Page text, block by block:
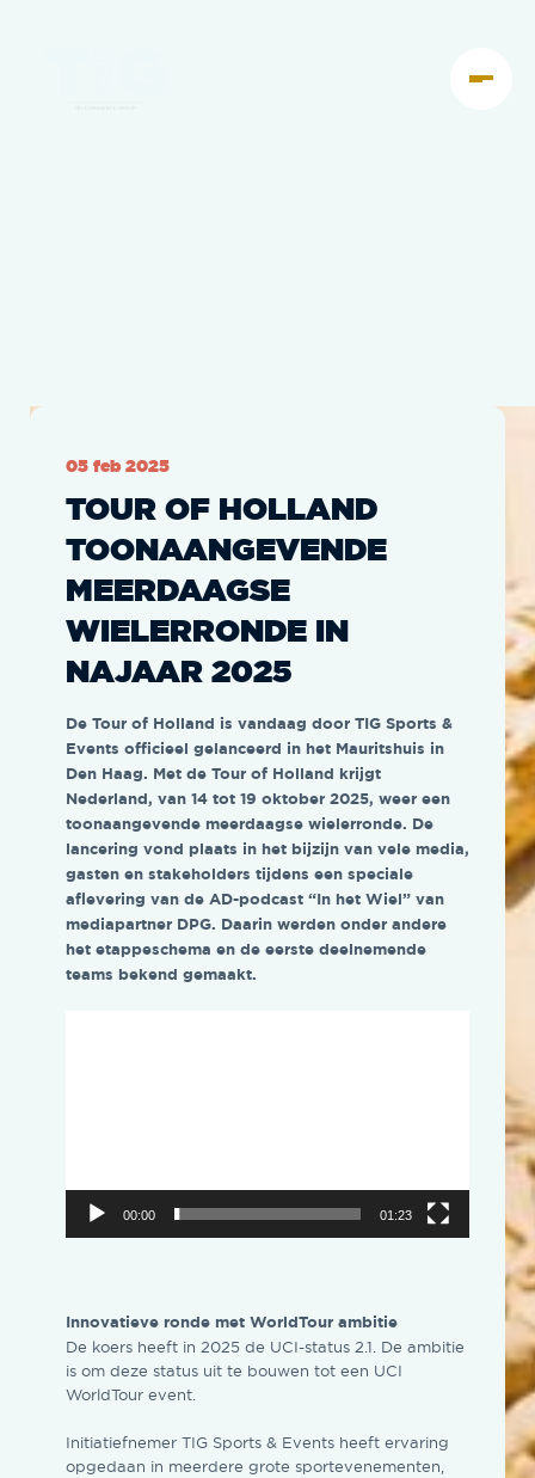
05 feb 2025
TOUR OF HOLLAND
TOONAANGEVENDE
MEERDAAGSE
WIELERRONDE IN
NAJAAR 2025
De Tour of Holland is vandaag door TIG Sports &
Events officieel gelanceerd in het Mauritshuis in
Den Haag. Met de Tour of Holland krijgt
Nederland, van 14 tot 19 oktober 2025, weer een
toonaangevende meerdaagse wielerronde. De
lancering vond plaats in het bijzijn van vele media,
gasten en stakeholders tijdens een speciale
aflevering van de AD-podcast “In het Wiel” van
mediapartner DPG. Daarin werden onder andere
het etappeschema en de eerste deelnemende
teams bekend gemaakt.
00:00 01:23
Innovatieve ronde met WorldTour ambitie
De koers heeft in 2025 de UCI-status 2.1. De ambitie
is om deze status uit te bouwen tot een UCI
WorldTour event.
Initiatiefnemer TIG Sports & Events heeft ervaring
opgedaan in meerdere grote sportevenementen,